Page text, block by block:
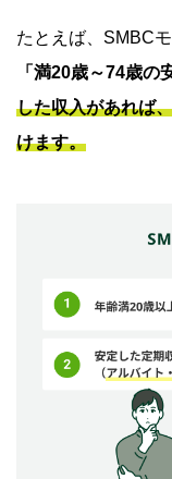
たとえば、SMBC
「満20歳～74歳の
した収入があれば
けます。